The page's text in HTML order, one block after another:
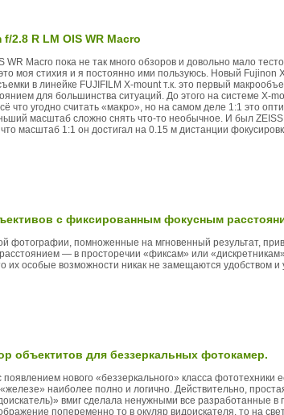
2.8 R LM OIS WR Macro
WR Macro пока не так много обзоров и довольно мало
моя стихия и я постоянно ими пользуюсь. Новый Fujinon
в линейке FUJIFILM X-mount т.к. это первый
для большинства ситуаций. До этого на системе X-
что угодно считать «макро», но на самом деле 1:1 это
масштаб сложно снять что-то необычное. И был
масштаб 1:1 он достигал на 0.15 м дистанции
с фиксированным фокусным
фотографии, помноженные на мгновенный результат,
— в просторечии «фиксам» или
их особые возможности никак не замещаются удобством и
объектитов для беззеркальных фотокамер.
нового «беззеркального» класса
наиболее полно и логично. Действительно,
вмиг сделала ненужными все разработанные в
попеременно то в окуляр видоискателя, то на